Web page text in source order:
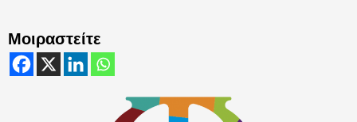
Μοιραστείτε